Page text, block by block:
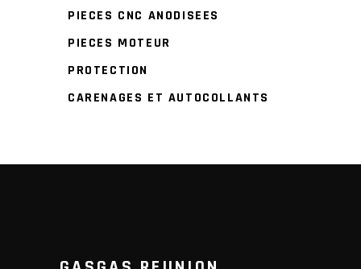
PIECES CNC ANODISEES
PIECES MOTEUR
PROTECTION
CARENAGES ET AUTOCOLLANTS